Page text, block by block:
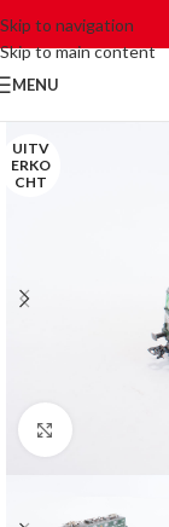
Skip to navigation
Skip to main content
MENU
UITV
ERKO
CHT